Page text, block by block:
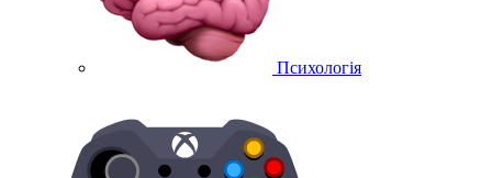
Психологія